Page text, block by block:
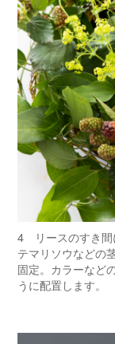
4 リースのすき間
テマリソウなどの
固定。カラーなど
うに配置します。